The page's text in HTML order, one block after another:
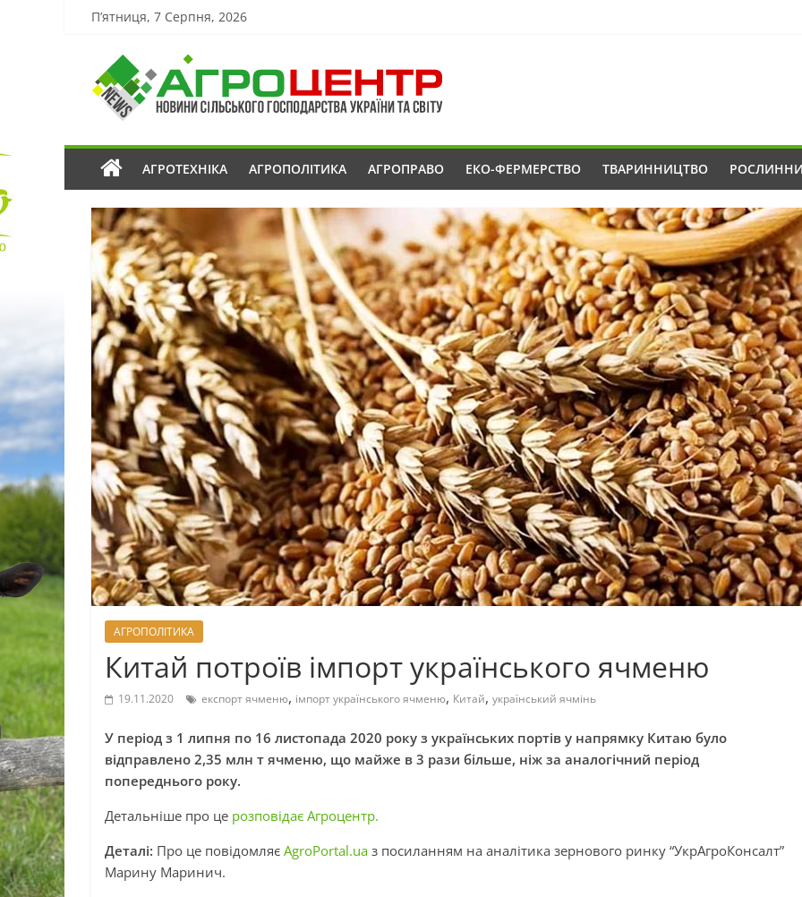
П’ятниця, 7 Серпня, 2026
АГРОТЕХНІКА АГРОПОЛІТИКА АГРОПРАВО ЕКО-ФЕРМЕРСТВО ТВАРИННИЦТВО
АГРОПОЛІТИКА
Китай потроїв імпорт українського ячменю
19.11.2020 експорт ячменю, імпорт українського ячменю, Китай, український ячмінь
У період з 1 липня по 16 листопада 2020 року з українських портів у напрямку Китаю було
відправлено 2,35 млн т ячменю, що майже в 3 рази більше, ніж за аналогічний період
попереднього року.
Детальніше про це розповідає Агроцентр.
Деталі: Про це повідомляє AgroPortal.ua з посиланням на аналітика зернового ринку “УкрАгроКонсалт”
Марину Маринич.